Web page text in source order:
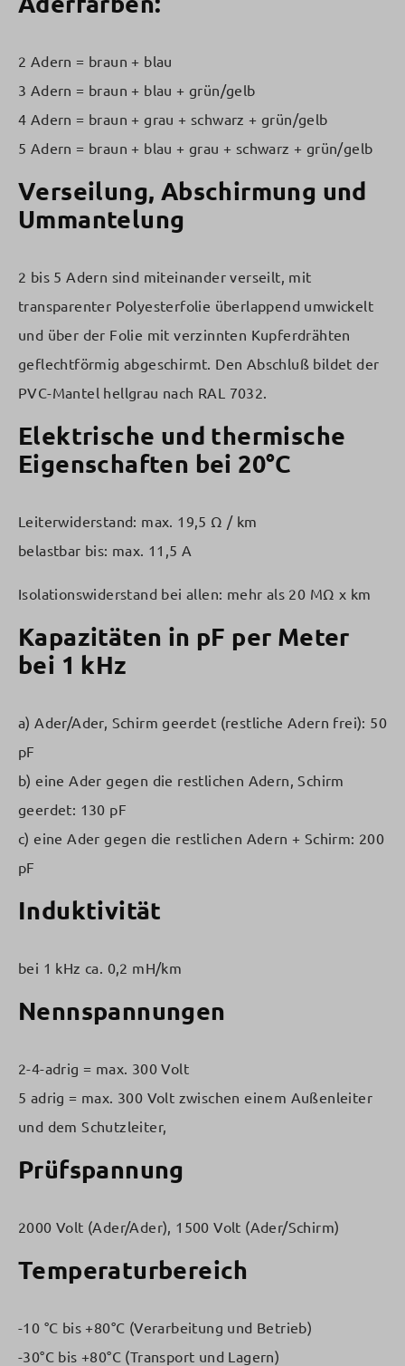
2 Adern = braun + blau
3 Adern = braun + blau + grün/gelb
4 Adern = braun + grau + schwarz + grün/gelb
5 Adern = braun + blau + grau + schwarz + grün/gelb
Verseilung, Abschirmung und
Ummantelung
2 bis 5 Adern sind miteinander verseilt, mit
transparenter Polyesterfolie überlappend umwickelt
und über der Folie mit verzinnten Kupferdrähten
geflechtförmig abgeschirmt. Den Abschluß bildet der
PVC-Mantel hellgrau nach RAL 7032.
Elektrische und thermische
Eigenschaften bei 20°C
Leiterwiderstand: max. 19,5 Ω / km
belastbar bis: max. 11,5 A
Isolationswiderstand bei allen: mehr als 20 MΩ x km
Kapazitäten in pF per Meter
bei 1 kHz
a) Ader/Ader, Schirm geerdet (restliche Adern frei): 50
pF
b) eine Ader gegen die restlichen Adern, Schirm
geerdet: 130 pF
c) eine Ader gegen die restlichen Adern + Schirm: 200
pF
Induktivität
bei 1 kHz ca. 0,2 mH/km
Nennspannungen
2-4-adrig = max. 300 Volt
5 adrig = max. 300 Volt zwischen einem Außenleiter
und dem Schutzleiter,
Prüfspannung
2000 Volt (Ader/Ader), 1500 Volt (Ader/Schirm)
Temperaturbereich
-10 °C bis +80°C (Verarbeitung und Betrieb)
-30°C bis +80°C (Transport und Lagern)